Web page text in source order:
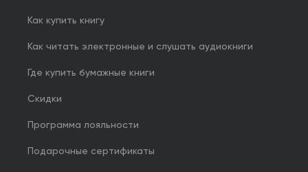
Как купить книгу
Как читать электронные и слушать аудиокниги
Где купить бумажные книги
Скидки
Программа лояльности
Подарочные сертификаты